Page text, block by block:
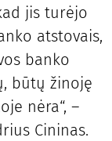
jis turėjo
atstovais,
banko
būtų žinoję
nėra“, –
Cininas.